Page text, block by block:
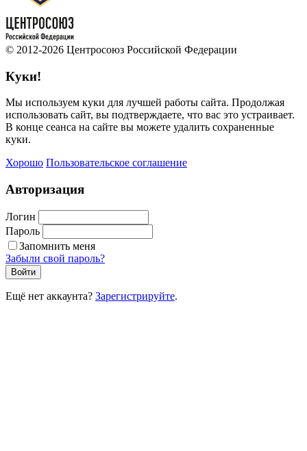
© 2012-2026 Центросоюз Российской Федерации
Куки!
Мы используем куки для лучшей работы сайта. Продолжая
использовать сайт, вы подтверждаете, что вас это устраивает.
В конце сеанса на сайте вы можете удалить сохраненные
куки.
Хорошо Пользовательское соглашение
Авторизация
Логин
Пароль
Запомнить меня
Забыли свой пароль?
Войти
Ещё нет аккаунта? Зарегистрируйте.